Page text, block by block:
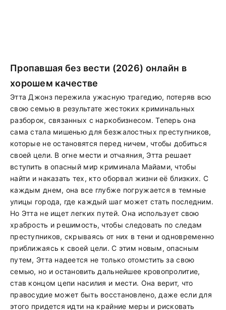
Пропавшая без вести (2026) онлайн в
хорошем качестве
Этта Джонз пережила ужасную трагедию, потеряв всю
свою семью в результате жестоких криминальных
разборок, связанных с наркобизнесом. Теперь она
сама стала мишенью для безжалостных преступников,
которые не остановятся перед ничем, чтобы добиться
своей цели. В огне мести и отчаяния, Этта решает
вступить в опасный мир криминала Майами, чтобы
найти и наказать тех, кто оборвал жизни её близких. С
каждым днем, она все глубже погружается в темные
улицы города, где каждый шаг может стать последним.
Но Этта не ищет легких путей. Она использует свою
храбрость и решимость, чтобы следовать по следам
преступников, скрываясь от них в тени и одновременно
приближаясь к своей цели. С этим новым, опасным
путем, Этта надеется не только отомстить за свою
семью, но и остановить дальнейшее кровопролитие,
став концом цепи насилия и мести. Она верит, что
правосудие может быть восстановлено, даже если для
этого придется идти на крайние меры и рисковать